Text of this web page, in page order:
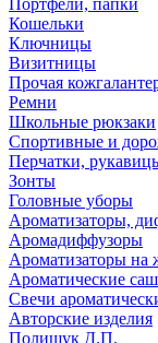
Портфели, папки
Кошельки
Ключницы
Визитницы
Прочая
Ремни
Школьные рюкзаки
Спортивные и
Перчатки,
Зонты
Головные уборы
Ароматизаторы,
Аромадиффузоры
Ароматизаторы на
Ароматические
Свечи
Авторские изделия
Полищук Д.П.